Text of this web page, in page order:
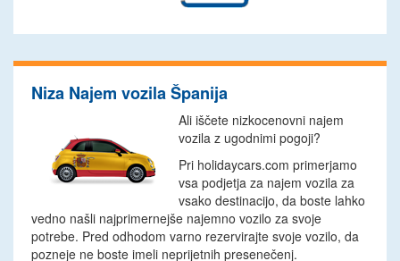
Niza Najem vozila Španija
Ali iščete nizkocenovni najem
vozila z ugodnimi pogoji?
Pri holidaycars.com primerjamo
vsa podjetja za najem vozila za
vsako destinacijo, da boste lahko
vedno našli najprimernejše najemno vozilo za svoje
potrebe. Pred odhodom varno rezervirajte svoje vozilo, da
pozneje ne boste imeli neprijetnih presenečenj.